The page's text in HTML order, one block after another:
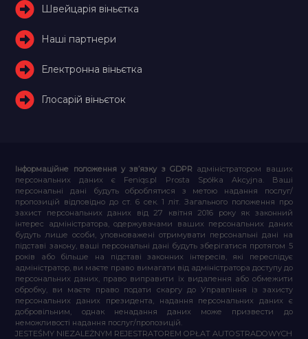
Швейцарія віньєтка
Наші партнери
Електронна віньєтка
Глосарій віньєток
Інформаційне положення у зв’язку з GDPR адміністратором ваших
персональних даних є Feniqs.pl Prosta Spółka Akcyjna. Ваші
персональні дані будуть оброблятися з метою надання послуг/
пропозицій відповідно до ст. 6 сек. 1 літ. Загального положення про
захист персональних даних від 27 квітня 2016 року як законний
інтерес адміністратора, одержувачами ваших персональних даних
будуть лише особи, уповноважені отримувати персональні дані на
підставі закону, ваші персональні дані будуть зберігатися протягом 5
років або більше на підставі законних інтересів, які переслідує
адміністратор, ви маєте право вимагати від адміністратора доступу до
персональних даних, право виправити їх видалення або обмежити
обробку, ви маєте право подати скаргу до Управління із захисту
персональних даних президента, надання персональних даних є
добровільним, однак ненадання даних може призвести до
неможливості надання послуг/пропозицій.
JESTEŚMY NIEZALEŻNYM REJESTRATOREM OPŁAT AUTOSTRADOWYCH